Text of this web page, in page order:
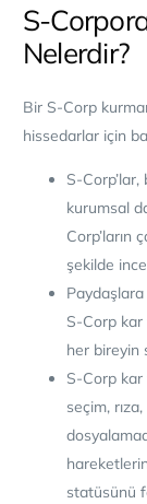
S-
Nelerdir?
Bir S-Corp
hissedarlar için
S-
kurumsal
Corp’ların
şekilde
Paydaşlara
S-Corp kar
her bireyin
S-Corp kar
seçim,
statüsünü